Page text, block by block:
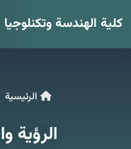
كلية الهندسة
الرئيسية
الرؤية